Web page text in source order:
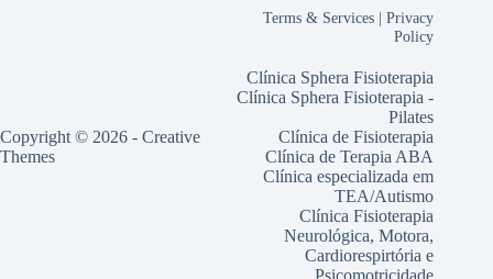
Copyright © 2026 - Creative
Themes
Terms & Services |Privacy
Policy
Clínica Sphera Fisioterapia
Clínica Sphera Fisioterapia -
Pilates
Clínica de Fisioterapia
Clínica de Terapia ABA
Clínica especializada em
TEA/Autismo
Clínica Fisioterapia
Neurológica, Motora,
Cardiorespirtória e
Psicomotricidade